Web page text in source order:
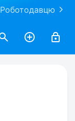
Роботодавцю